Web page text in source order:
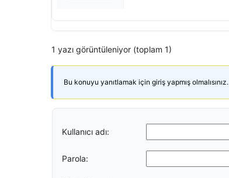
1 yazı görüntüleniyor (toplam 1)
Bu konuyu yanıtlamak için giriş yapmış olmalısınız.
Kullanıcı adı:
Parola: